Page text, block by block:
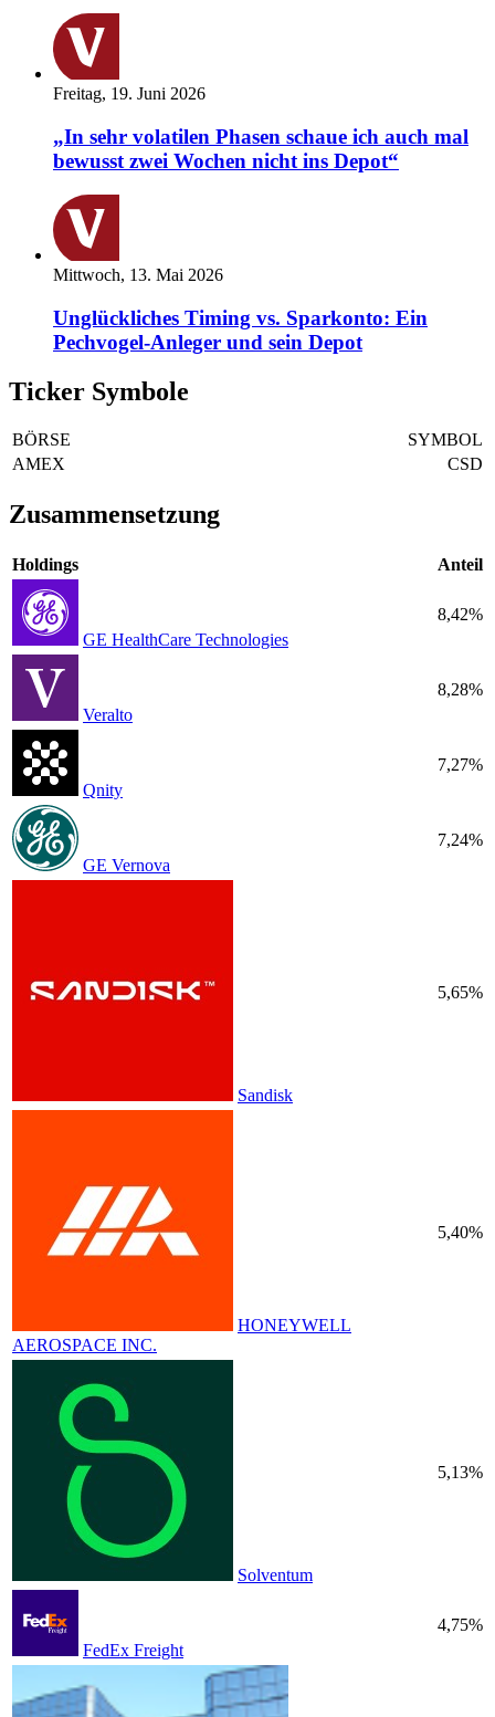
Freitag, 19. Juni 2026
„In sehr volatilen Phasen schaue ich auch mal
bewusst zwei Wochen nicht ins Depot“
Mittwoch, 13. Mai 2026
Unglückliches Timing vs. Sparkonto: Ein
Pechvogel-Anleger und sein Depot
Ticker Symbole
BÖRSE
SYMBOL
AMEX
CSD
Zusammensetzung
Holdings Anteil
GE HealthCare Technologies
8,42%
Veralto
8,28%
Qnity
7,27%
GE Vernova
7,24%
Sandisk
5,65%
HONEYWELL
AEROSPACE INC.
5,40%
Solventum
5,13%
FedEx Freight
4,75%